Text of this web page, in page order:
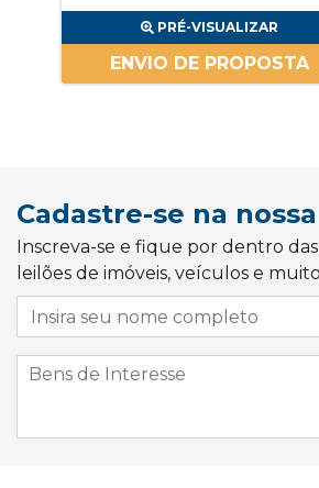
PRÉ-VISUALIZAR
ENVIO DE PROPOSTA
Cadastre-se na
Inscreva-se e fique por dentro
leilões de imóveis, veículos e